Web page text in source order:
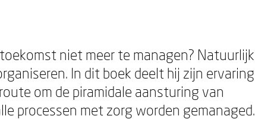
niet meer te managen? Natuurlijk
In dit boek deelt hij zijn ervaring
om de piramidale aansturing van
processen met zorg worden gemanaged.